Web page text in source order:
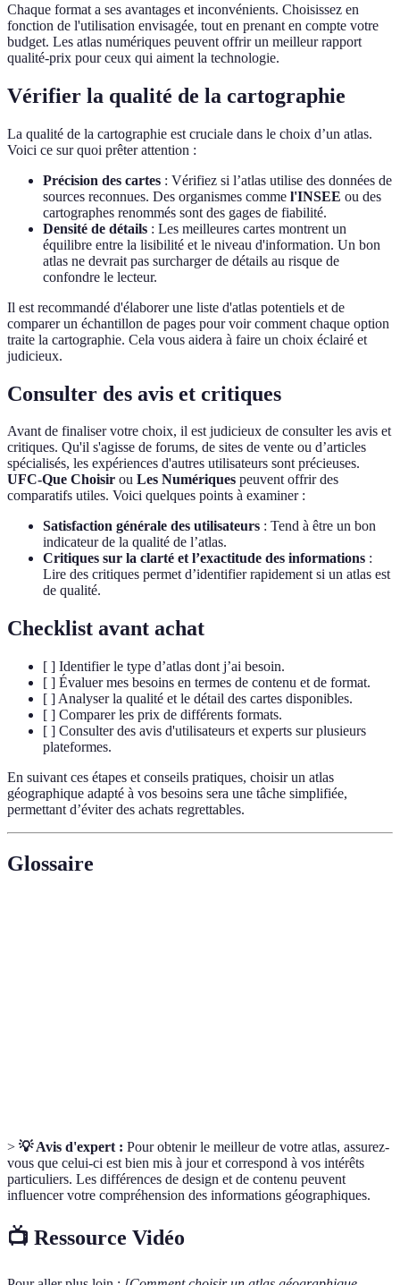
Chaque format a ses avantages et inconvénients. Choisissez en
fonction de l'utilisation envisagée, tout en prenant en compte votre
budget. Les atlas numériques peuvent offrir un meilleur rapport
qualité-prix pour ceux qui aiment la technologie.
Vérifier la qualité de la cartographie
La qualité de la cartographie est cruciale dans le choix d’un atlas.
Voici ce sur quoi prêter attention :
Précision des cartes : Vérifiez si l’atlas utilise des données de
sources reconnues. Des organismes comme l'INSEE ou des
cartographes renommés sont des gages de fiabilité.
Densité de détails : Les meilleures cartes montrent un
équilibre entre la lisibilité et le niveau d'information. Un bon
atlas ne devrait pas surcharger de détails au risque de
confondre le lecteur.
Il est recommandé d'élaborer une liste d'atlas potentiels et de
comparer un échantillon de pages pour voir comment chaque option
traite la cartographie. Cela vous aidera à faire un choix éclairé et
judicieux.
Consulter des avis et critiques
Avant de finaliser votre choix, il est judicieux de consulter les avis et
critiques. Qu'il s'agisse de forums, de sites de vente ou d’articles
spécialisés, les expériences d'autres utilisateurs sont précieuses.
UFC-Que Choisir ou Les Numériques peuvent offrir des
comparatifs utiles. Voici quelques points à examiner :
Satisfaction générale des utilisateurs : Tend à être un bon
indicateur de la qualité de l’atlas.
Critiques sur la clarté et l’exactitude des informations :
Lire des critiques permet d’identifier rapidement si un atlas est
de qualité.
Checklist avant achat
[ ] Identifier le type d’atlas dont j’ai besoin.
[ ] Évaluer mes besoins en termes de contenu et de format.
[ ] Analyser la qualité et le détail des cartes disponibles.
[ ] Comparer les prix de différents formats.
[ ] Consulter des avis d'utilisateurs et experts sur plusieurs
plateformes.
En suivant ces étapes et conseils pratiques, choisir un atlas
géographique adapté à vos besoins sera une tâche simplifiée,
permettant d’éviter des achats regrettables.
Glossaire
> 💡 Avis d'expert : Pour obtenir le meilleur de votre atlas, assurez-
vous que celui-ci est bien mis à jour et correspond à vos intérêts
particuliers. Les différences de design et de contenu peuvent
influencer votre compréhension des informations géographiques.
📺 Ressource Vidéo